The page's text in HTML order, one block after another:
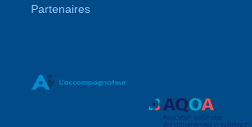
Partenaires